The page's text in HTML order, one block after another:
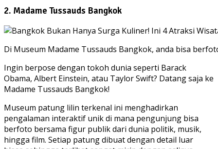
2. Madame Tussauds Bangkok
Di Museum Madame Tussauds Bangkok, anda bisa
Ingin berpose dengan tokoh dunia seperti Barack
Obama, Albert Einstein, atau Taylor Swift? Datang saja ke
Madame Tussauds Bangkok!
Museum patung lilin terkenal ini menghadirkan
pengalaman interaktif unik di mana pengunjung bisa
berfoto bersama figur publik dari dunia politik, musik,
hingga film. Setiap patung dibuat dengan detail luar